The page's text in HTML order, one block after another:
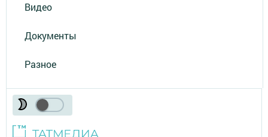
Видео
Документы
Разное